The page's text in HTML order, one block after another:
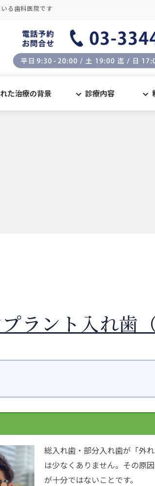
る歯科医院です
た治療の背景 診療内容
ラント入れ歯
総入れ歯・部分入れ歯が「外
は少なくありません。その原
が十分ではないことです。